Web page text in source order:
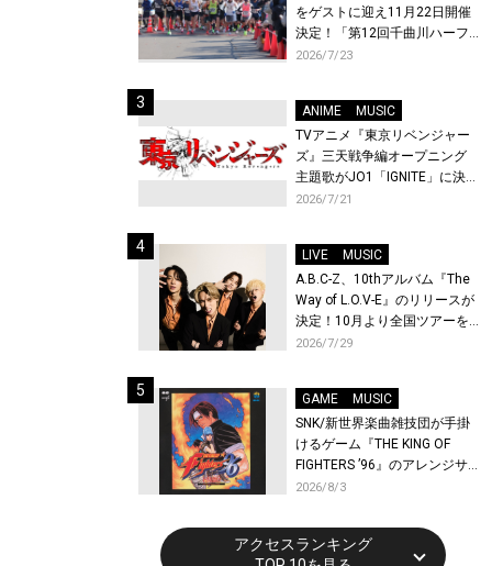
をゲストに迎え11月22日開催
決定！「第12回千曲川ハーフ
マラソン」エントリー受付開
2026/7/23
ANIME
MUSIC
TVアニメ『東京リベンジャー
ズ』三天戦争編オープニング
主題歌がJO1「IGNITE」に決
定！メンバー全員から喜びと
先行上映会を開催！
2026/7/21
LIVE
MUSIC
A.B.C-Z、10thアルバム『The
Way of L.O.V-E』のリリースが
決定！10月より全国ツアーを
開催！
2026/7/29
GAME
MUSIC
SNK/新世界楽曲雑技団が手掛
けるゲーム『THE KING OF
FIGHTERS ’96』のアレンジサ
ウンドトラックが配信開始！
2026/8/3
アクセスランキング